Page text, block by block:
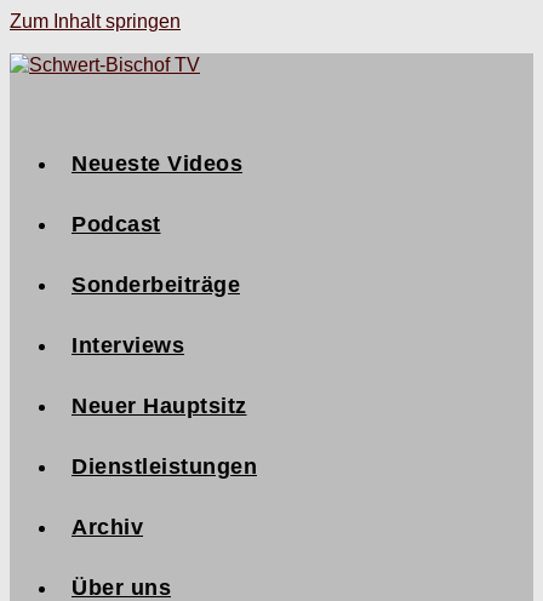
Zum Inhalt springen
Neueste Videos
Podcast
Sonderbeiträge
Interviews
Neuer Hauptsitz
Dienstleistungen
Archiv
Über uns